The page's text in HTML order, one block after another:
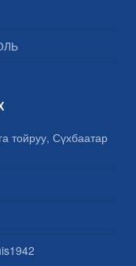
тойруу, Сүхбаатар